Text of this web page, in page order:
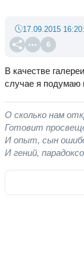
6
17.09.2015
В качестве
случае я подумаю
О сколько нам
Готовит
И опыт, сын
И гений,